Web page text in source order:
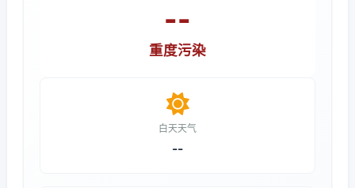
--
重度污染
白天天气
--